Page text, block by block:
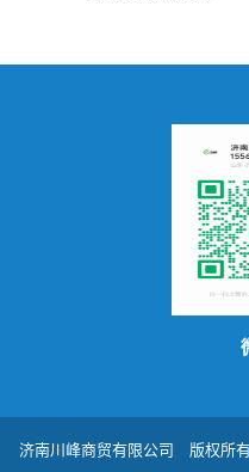
济南川峰商贸有限公司 版权所